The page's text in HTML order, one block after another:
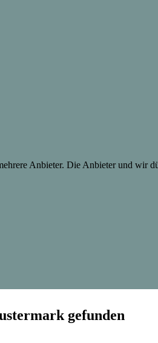
Anbieter. Die Anbieter und wir
gefunden